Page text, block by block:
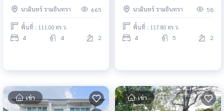
TAN375
นวมินทร์ รามอินทรา 665
พื้นที่ : 111.00 ตร.ว.
4 4 2
Bedrooms (FOR RENT) TAN873
นวมินทร์ รามอินทรา 58
พื้นที่ : 117.80 ตร.ว.
4 5 2
เช่า เช่า